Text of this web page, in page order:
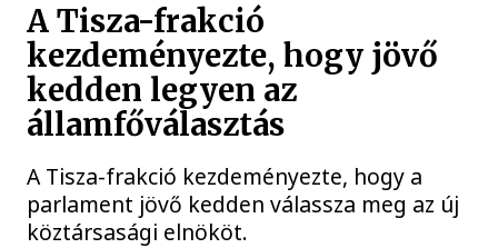
A Tisza-frakció
kezdeményezte, hogy jövő
kedden legyen az
államfőválasztás
A Tisza-frakció kezdeményezte, hogy a
parlament jövő kedden válassza meg az új
köztársasági elnököt.